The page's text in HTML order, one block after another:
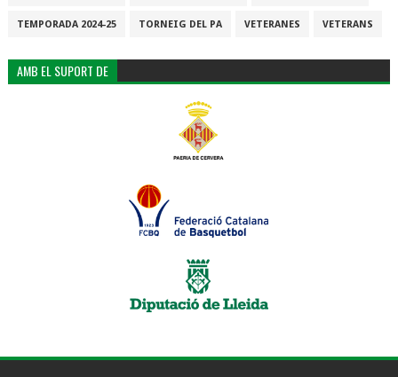
TEMPORADA 2024-25 TORNEIG DEL PA VETERANES VETERANS
AMB EL SUPORT DE